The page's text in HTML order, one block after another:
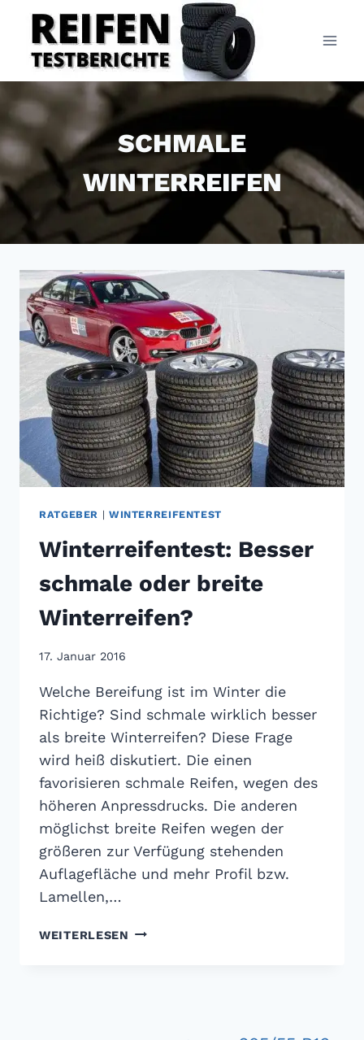
Inhalt
springen
SCHMALE
WINTERREIFEN
RATGEBER | WINTERREIFENTEST
Winterreifentest: Besser
schmale oder breite
Winterreifen?
17. Januar 2016
Welche Bereifung ist im Winter die
Richtige? Sind schmale wirklich besser
als breite Winterreifen? Diese Frage
wird heiß diskutiert. Die einen
favorisieren schmale Reifen, wegen des
höheren Anpressdrucks. Die anderen
möglichst breite Reifen wegen der
größeren zur Verfügung stehenden
Auflagefläche und mehr Profil bzw.
Lamellen,…
WEITERLESEN WINTERREIFENTEST: